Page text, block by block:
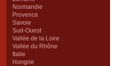
Normandie
Provence
Savoie
Sud-Ouest
Vallée de la Loire
Vallée du Rhône
Italie
Hongrie